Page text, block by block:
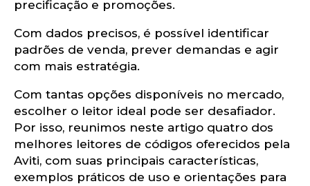
precificação e promoções.
Com dados precisos, é possível identificar
padrões de venda, prever demandas e agir
com mais estratégia.
Com tantas opções disponíveis no mercado,
escolher o leitor ideal pode ser desafiador.
Por isso, reunimos neste artigo quatro dos
melhores leitores de códigos oferecidos pela
Aviti, com suas principais características,
exemplos práticos de uso e orientações para